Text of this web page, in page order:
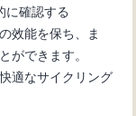
に確認する
效能を保ち、ま
ができます。
適なサイクリング